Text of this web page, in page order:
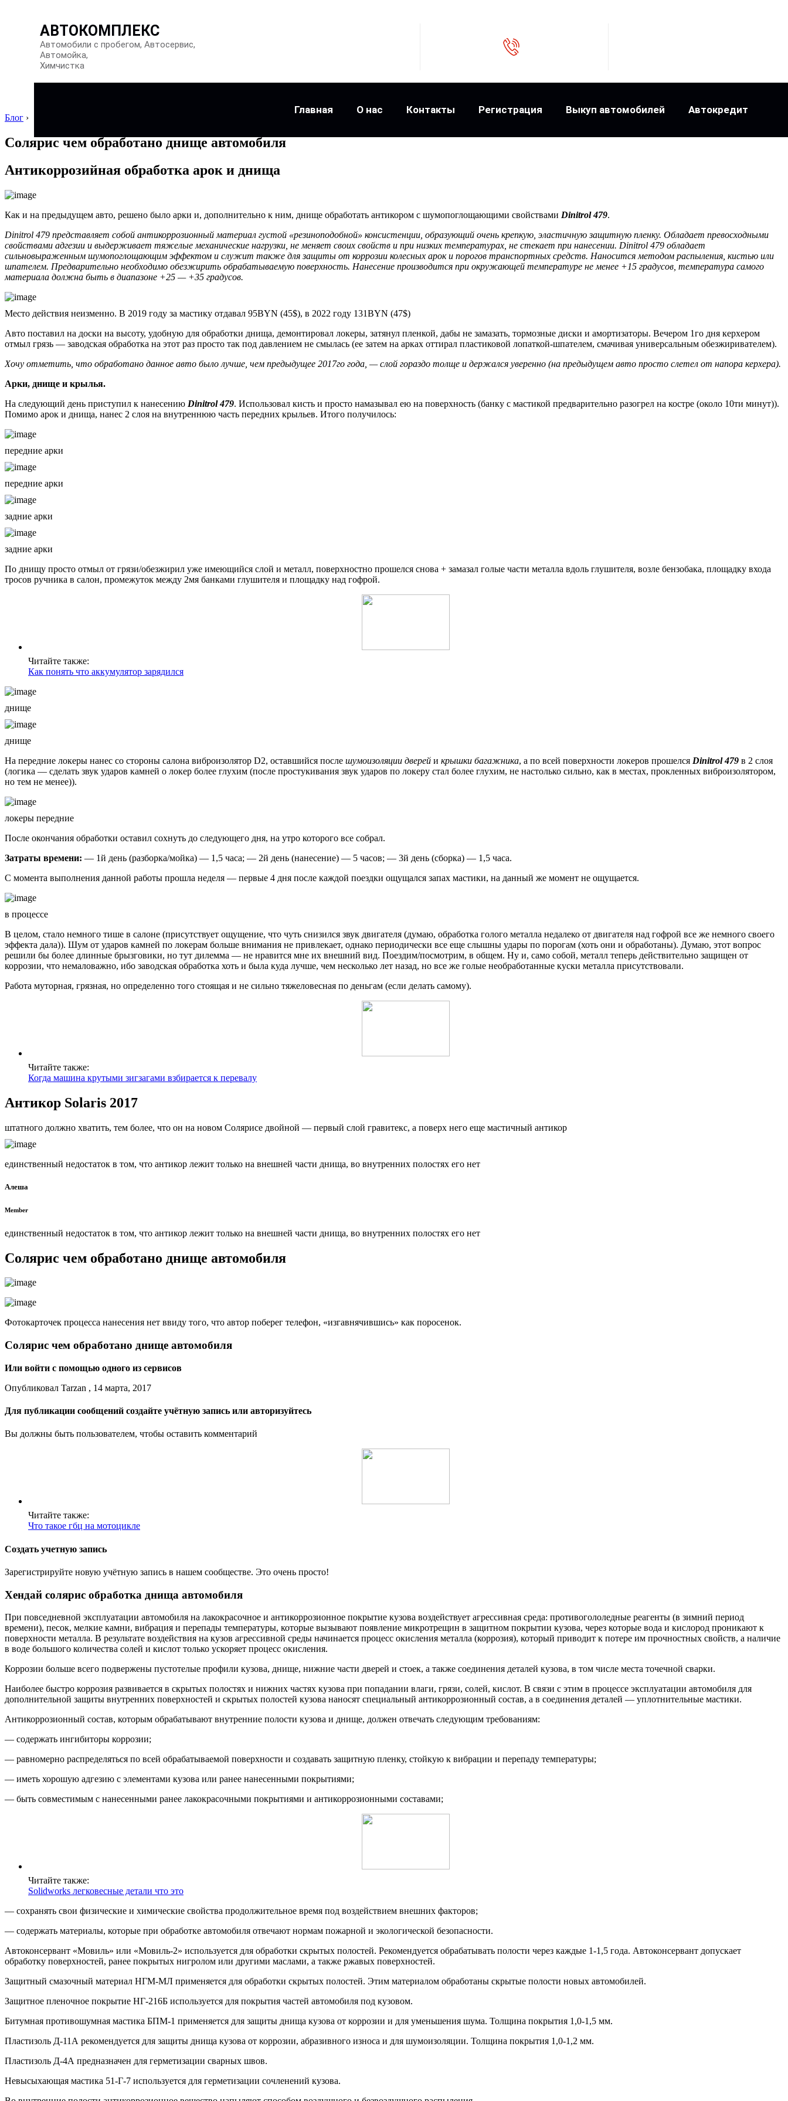
АВТОКОМПЛЕКС
Автомобили с пробегом, Автосервис,
Автомойка,
Химчистка
Главная О нас Контакты Регистрация Выкуп автомобилей Автокредит
Блог ›
Солярис чем обработано днище автомобиля
Антикоррозийная обработка арок и днища
Как и на предыдущем авто, решено было арки и, дополнительно к ним, днище обработать антикором с шумопоглощающими свойствами Dinitrol 479.
Dinitrol 479 представляет собой антикоррозионный материал густой «резиноподобной» консистенции, образующий очень крепкую, эластичную защитную пленку. Обладает превосходными
свойствами адгезии и выдерживает тяжелые механические нагрузки, не меняет своих свойств и при низких температурах, не стекает при нанесении. Dinitrol 479 обладает
сильновыраженным шумопоглощающим эффектом и служит также для защиты от коррозии колесных арок и порогов транспортных средств. Наносится методом распыления, кистью или
шпателем. Предварительно необходимо обезжирить обрабатываемую поверхность. Нанесение производится при окружающей температуре не менее +15 градусов, температура самого
материала должна быть в диапазоне +25 — +35 градусов.
Место действия неизменно. В 2019 году за мастику отдавал 95BYN (45$), в 2022 году 131BYN (47$)
Авто поставил на доски на высоту, удобную для обработки днища, демонтировал локеры, затянул пленкой, дабы не замазать, тормозные диски и амортизаторы. Вечером 1го дня керхером
отмыл грязь — заводская обработка на этот раз просто так под давлением не смылась (ее затем на арках оттирал пластиковой лопаткой-шпателем, смачивая универсальным обезжиривателем).
Хочу отметить, что обработано данное авто было лучше, чем предыдущее 2017го года, — слой гораздо толще и держался уверенно (на предыдущем авто просто слетел от напора керхера).
Арки, днище и крылья.
На следующий день приступил к нанесению Dinitrol 479. Использовал кисть и просто намазывал ею на поверхность (банку с мастикой предварительно разогрел на костре (около 10ти минут)).
Помимо арок и днища, нанес 2 слоя на внутреннюю часть передних крыльев. Итого получилось:
передние арки
передние арки
задние арки
задние арки
По днищу просто отмыл от грязи/обезжирил уже имеющийся слой и металл, поверхностно прошелся снова + замазал голые части металла вдоль глушителя, возле бензобака, площадку входа
тросов ручника в салон, промежуток между 2мя банками глушителя и площадку над гофрой.
Читайте также:
Как понять что аккумулятор зарядился
днище
днище
На передние локеры нанес со стороны салона виброизолятор D2, оставшийся после шумоизоляции дверей и крышки багажника, а по всей поверхности локеров прошелся Dinitrol 479 в 2 слоя
(логика — сделать звук ударов камней о локер более глухим (после простукивания звук ударов по локеру стал более глухим, не настолько сильно, как в местах, прокленных виброизолятором,
но тем не менее)).
локеры передние
После окончания обработки оставил сохнуть до следующего дня, на утро которого все собрал.
Затраты времени: — 1й день (разборка/мойка) — 1,5 часа; — 2й день (нанесение) — 5 часов; — 3й день (сборка) — 1,5 часа.
С момента выполнения данной работы прошла неделя — первые 4 дня после каждой поездки ощущался запах мастики, на данный же момент не ощущается.
в процессе
В целом, стало немного тише в салоне (присутствует ощущение, что чуть снизился звук двигателя (думаю, обработка голого металла недалеко от двигателя над гофрой все же немного своего
эффекта дала)). Шум от ударов камней по локерам больше внимания не привлекает, однако периодически все еще слышны удары по порогам (хоть они и обработаны). Думаю, этот вопрос
решили бы более длинные брызговики, но тут дилемма — не нравится мне их внешний вид. Поездим/посмотрим, в общем. Ну и, само собой, металл теперь действительно защищен от
коррозии, что немаловажно, ибо заводская обработка хоть и была куда лучше, чем несколько лет назад, но все же голые необработанные куски металла присутствовали.
Работа муторная, грязная, но определенно того стоящая и не сильно тяжеловесная по деньгам (если делать самому).
Читайте также:
Когда машина крутыми зигзагами взбирается к перевалу
Антикор Solaris 2017
штатного должно хватить, тем более, что он на новом Солярисе двойной — первый слой гравитекс, а поверх него еще мастичный антикор
единственный недостаток в том, что антикор лежит только на внешней части днища, во внутренних полостях его нет
Алеша
Member
единственный недостаток в том, что антикор лежит только на внешней части днища, во внутренних полостях его нет
Солярис чем обработано днище автомобиля
Фотокарточек процесса нанесения нет ввиду того, что автор поберег телефон, «изгавнячившись» как поросенок.
Солярис чем обработано днище автомобиля
Или войти с помощью одного из сервисов
Опубликовал Tarzan , 14 марта, 2017
Для публикации сообщений создайте учётную запись или авторизуйтесь
Вы должны быть пользователем, чтобы оставить комментарий
Читайте также:
Что такое гбц на мотоцикле
Создать учетную запись
Зарегистрируйте новую учётную запись в нашем сообществе. Это очень просто!
Хендай солярис обработка днища автомобиля
При повседневной эксплуатации автомобиля на лакокрасочное и антикоррозионное покрытие кузова воздействует агрессивная среда: противогололедные реагенты (в зимний период
времени), песок, мелкие камни, вибрация и перепады температуры, которые вызывают появление микротрещин в защитном покрытии кузова, через которые вода и кислород проникают к
поверхности металла. В результате воздействия на кузов агрессивной среды начинается процесс окисления металла (коррозия), который приводит к потере им прочностных свойств, а наличие
в воде большого количества солей и кислот только ускоряет процесс окисления.
Коррозии больше всего подвержены пустотелые профили кузова, днище, нижние части дверей и стоек, а также соединения деталей кузова, в том числе места точечной сварки.
Наиболее быстро коррозия развивается в скрытых полостях и нижних частях кузова при попадании влаги, грязи, солей, кислот. В связи с этим в процессе эксплуатации автомобиля для
дополнительной защиты внутренних поверхностей и скрытых полостей кузова наносят специальный антикоррозионный состав, а в соединения деталей — уплотнительные мастики.
Антикоррозионный состав, которым обрабатывают внутренние полости кузова и днище, должен отвечать следующим требованиям:
— содержать ингибиторы коррозии;
— равномерно распределяться по всей обрабатываемой поверхности и создавать защитную пленку, стойкую к вибрации и перепаду температуры;
— иметь хорошую адгезию с элементами кузова или ранее нанесенными покрытиями;
— быть совместимым с нанесенными ранее лакокрасочными покрытиями и антикоррозионными составами;
Читайте также:
Solidworks легковесные детали что это
— сохранять свои физические и химические свойства продолжительное время под воздействием внешних факторов;
— содержать материалы, которые при обработке автомобиля отвечают нормам пожарной и экологической безопасности.
Автоконсервант «Мовиль» или «Мовиль-2» используется для обработки скрытых полостей. Рекомендуется обрабатывать полости через каждые 1-1,5 года. Автоконсервант допускает
обработку поверхностей, ранее покрытых нигролом или другими маслами, а также ржавых поверхностей.
Защитный смазочный материал НГМ-МЛ применяется для обработки скрытых полостей. Этим материалом обработаны скрытые полости новых автомобилей.
Защитное пленочное покрытие НГ-216Б используется для покрытия частей автомобиля под кузовом.
Битумная противошумная мастика БПМ-1 применяется для защиты днища кузова от коррозии и для уменьшения шума. Толщина покрытия 1,0-1,5 мм.
Пластизоль Д-11А рекомендуется для защиты днища кузова от коррозии, абразивного износа и для шумоизоляции. Толщина покрытия 1,0-1,2 мм.
Пластизоль Д-4А предназначен для герметизации сварных швов.
Невысыхающая мастика 51-Г-7 используется для герметизации сочленений кузова.